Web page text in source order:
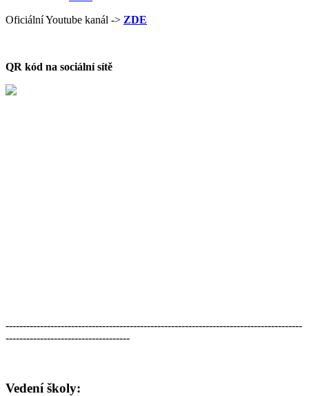
Oficiální Youtube kanál -> ZDE
QR kód na sociální sítě
--------------------------------------------------------------------------------------
------------------------------------
Vedení školy: